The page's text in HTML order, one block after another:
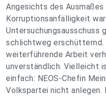
Angesichts des Ausmaßes
Korruptionsanfälligkeit
Untersuchungsausschuss
schlichtweg erschütternd.
weiterführende Arbeit
unverständlich. Vielleicht
einfach: NEOS-Chefin
Volkspartei nicht anlegen.